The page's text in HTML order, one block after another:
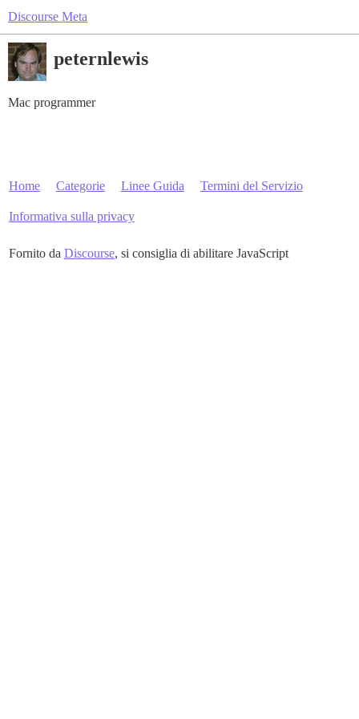
Discourse Meta
peternlewis
Mac programmer
Home Categorie Linee Guida Termini del Servizio
Informativa sulla privacy
Fornito da Discourse, si consiglia di abilitare JavaScript